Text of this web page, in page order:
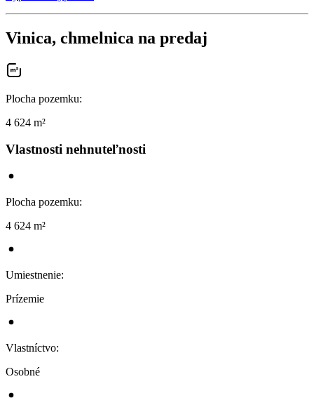
Vinica, chmelnica na predaj
Plocha pozemku:
4 624 m²
Vlastnosti nehnuteľnosti
Plocha pozemku:
4 624 m²
Umiestnenie:
Prízemie
Vlastníctvo:
Osobné